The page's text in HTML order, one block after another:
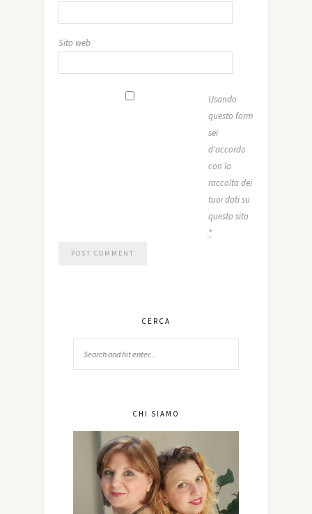
Sito web
Usando
questo form
sei
d'accordo
con la
raccolta dei
tuoi dati su
questo sito
*
CERCA
CHI SIAMO